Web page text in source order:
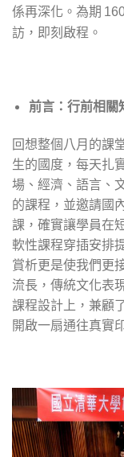
係再深化。為期
訪，即刻啟程。
前言：行前相關
回想整個八月的課
生的國度，每天扎
場、經濟、語言、
的課程，並邀請國
課，確實讓學員在
軟性課程穿插安排
賞析更是使我們更
流長，傳統文化表
課程設計上，兼顧
開啟一扇通往真實